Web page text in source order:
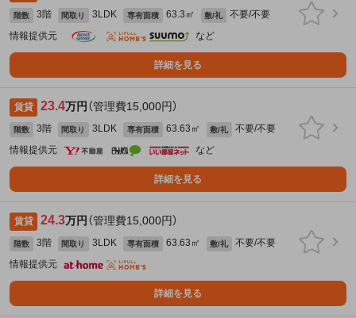
階数 3階 間取り 3LDK 専有面積 63.3㎡ 敷/礼
不要/不要
情報提供元
など
詳細を見る
賃貸 23.4万円 （管理費15,000円）
階数 3階 間取り 3LDK 専有面積 63.63㎡ 敷/礼
不要/不要
情報提供元
など
詳細を見る
賃貸 24.3万円 （管理費15,000円）
階数 3階 間取り 3LDK 専有面積 63.63㎡ 敷/礼
不要/不要
情報提供元
詳細を見る